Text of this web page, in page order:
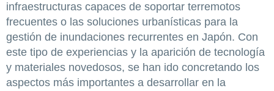
infraestructuras capaces de soportar terremotos
frecuentes o las soluciones urbanísticas para la
gestión de inundaciones recurrentes en Japón. Con
este tipo de experiencias y la aparición de tecnología
y materiales novedosos, se han ido concretando los
aspectos más importantes a desarrollar en la